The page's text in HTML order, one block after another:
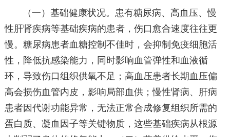
（一）基础健康状况。患有糖尿病、高血压、慢
性肝肾疾病等基础疾病的患者，伤口愈合速度往往更
慢。糖尿病患者血糖控制不佳时，会抑制免疫细胞活
性，降低抗感染能力，同时影响血管弹性和血液循
环，导致伤口组织供氧不足；高血压患者长期血压偏
高会损伤血管内皮，影响局部血供；慢性肾病、肝病
患者因代谢功能异常，无法正常合成修复组织所需的
蛋白质、凝血因子等关键物质，这些基础疾病从根源